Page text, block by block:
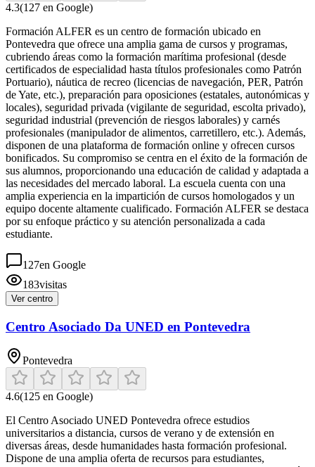
4.3(127 en Google)
Formación ALFER es un centro de formación ubicado en
Pontevedra que ofrece una amplia gama de cursos y programas,
cubriendo áreas como la formación marítima profesional (desde
certificados de especialidad hasta títulos profesionales como Patrón
Portuario), náutica de recreo (licencias de navegación, PER, Patrón
de Yate, etc.), preparación para oposiciones (estatales, autonómicas y
locales), seguridad privada (vigilante de seguridad, escolta privado),
seguridad industrial (prevención de riesgos laborales) y carnés
profesionales (manipulador de alimentos, carretillero, etc.). Además,
disponen de una plataforma de formación online y ofrecen cursos
bonificados. Su compromiso se centra en el éxito de la formación de
sus alumnos, proporcionando una educación de calidad y adaptada a
las necesidades del mercado laboral. La escuela cuenta con una
amplia experiencia en la impartición de cursos homologados y un
equipo docente altamente cualificado. Formación ALFER se destaca
por su enfoque práctico y su atención personalizada a cada
estudiante.
127en Google
183visitas
Ver centro
Centro Asociado Da UNED en Pontevedra
Pontevedra
4.6(125 en Google)
El Centro Asociado UNED Pontevedra ofrece estudios
universitarios a distancia, cursos de verano y de extensión en
diversas áreas, desde humanidades hasta formación profesional.
Dispone de una amplia oferta de recursos para estudiantes,